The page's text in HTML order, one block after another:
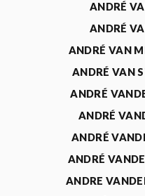
ANDRÉ
ANDRÉ
ANDRÉ VAN
ANDRÉ VAN
ANDRÉ
ANDRÉ
ANDRÉ
ANDRÉ
ANDRE